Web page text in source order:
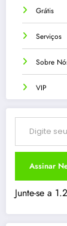
Grátis
Serviços
Sobre
VIP
Digite seu e-mail…
Assinar
Junte-se a